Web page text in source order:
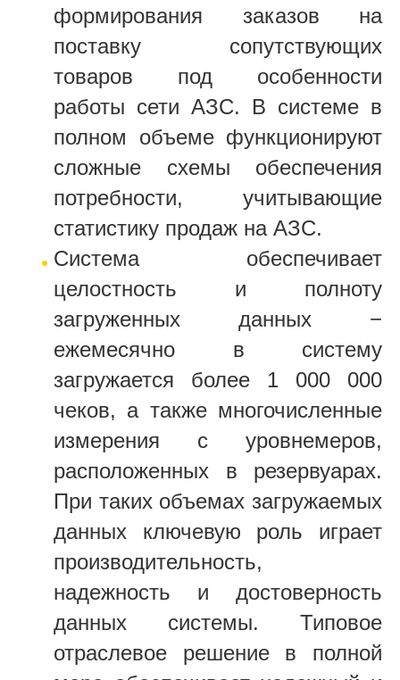
формирования заказов на
поставку сопутствующих
товаров под особенности
работы сети АЗС. В системе в
полном объеме функционируют
сложные схемы обеспечения
потребности, учитывающие
статистику продаж на АЗС.
Система обеспечивает
целостность и полноту
загруженных данных −
ежемесячно в систему
загружается более 1 000 000
чеков, а также многочисленные
измерения с уровнемеров,
расположенных в резервуарах.
При таких объемах загружаемых
данных ключевую роль играет
производительность,
надежность и достоверность
данных системы. Типовое
отраслевое решение в полной